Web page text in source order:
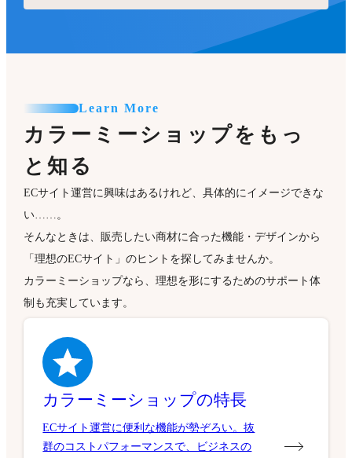
Learn More
カラーミーショップをもっ
と知る
ECサイト運営に興味はあるけれど、具体的にイメージできな
い……。
そんなときは、販売したい商材に合った機能・デザインから
「理想のECサイト」のヒントを探してみませんか。
カラーミーショップなら、理想を形にするためのサポート体
制も充実しています。
カラーミーショップの特長
ECサイト運営に便利な機能が勢ぞろい。抜
群のコストパフォーマンスで、ビジネスの